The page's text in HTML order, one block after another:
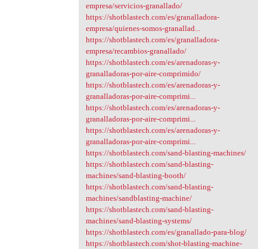
empresa/servicios-granallado/
https://shotblastech.com/es/granalladora-
empresa/quienes-somos-granallad...
https://shotblastech.com/es/granalladora-
empresa/recambios-granallado/
https://shotblastech.com/es/arenadoras-y-
granalladoras-por-aire-comprimido/
https://shotblastech.com/es/arenadoras-y-
granalladoras-por-aire-comprimi...
https://shotblastech.com/es/arenadoras-y-
granalladoras-por-aire-comprimi...
https://shotblastech.com/es/arenadoras-y-
granalladoras-por-aire-comprimi...
https://shotblastech.com/sand-blasting-machines/
https://shotblastech.com/sand-blasting-
machines/sand-blasting-booth/
https://shotblastech.com/sand-blasting-
machines/sandblasting-machine/
https://shotblastech.com/sand-blasting-
machines/sand-blasting-systems/
https://shotblastech.com/es/granallado-para-blog/
https://shotblastech.com/shot-blasting-machine-